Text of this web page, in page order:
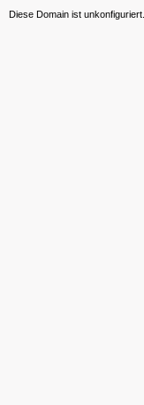
Diese Domain ist unkonfiguriert.